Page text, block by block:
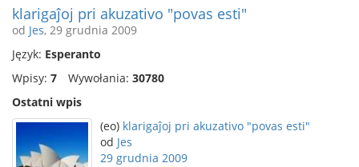
klarigaĵoj pri akuzativo "povas esti"
od Jes, 29 grudnia 2009
Język: Esperanto
Wpisy: 7 Wywołania: 30780
Ostatni wpis
(eo) klarigaĵoj pri akuzativo "povas esti"
od Jes
29 grudnia 2009